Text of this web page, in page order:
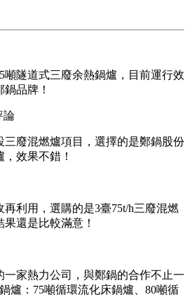
噸隧道式三廢余熱鍋爐，目前運行效
品牌！
論
三廢混燃爐項目，選擇的是鄭鍋股份
效果不錯！
利用，選購的是3臺75t/h三廢混燃
還是比較滿意！
家熱力公司，與鄭鍋的合作不止一
爐：75噸循環流化床鍋爐、80噸循